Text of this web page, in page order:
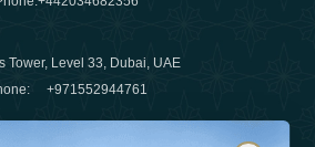
Tower, Level 33, Dubai, UAE
+971552944761
больше о последних
рассылку и будьте в курсе